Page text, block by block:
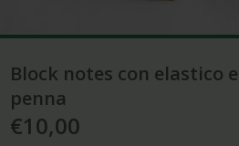
Block notes con elastico e
penna
€10,00